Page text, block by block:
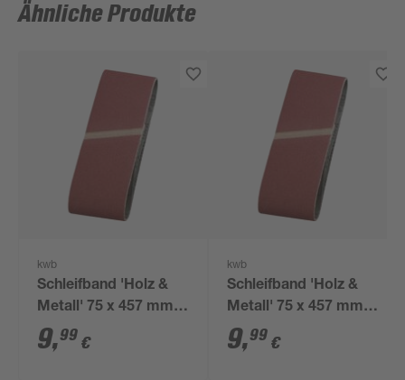
Ähnliche Produkte
kwb
Schleifband 'Holz &
Metall' 75 x 457 mm
K60 3 Stück
9,99 €
kwb
Schleifband 'Holz &
Metall' 75 x 457 mm
K80 3 Stück
9,99 €